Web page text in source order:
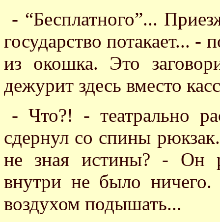
- “Бесплатного”...
государство потакает... -
из окошка. Это
дежурит здесь вместо
- Что?! - театрально
сдернул со спины
не зная истины? - Он
внутри не было
воздухом подышать...